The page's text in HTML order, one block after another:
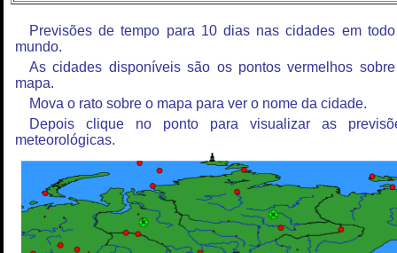
Previsões de tempo para 10 dias nas cidades em
mundo.
As cidades disponíveis são os pontos vermelhos
mapa.
Mova o rato sobre o mapa para ver o nome da cidade.
Depois clique no ponto para visualizar as
meteorológicas.